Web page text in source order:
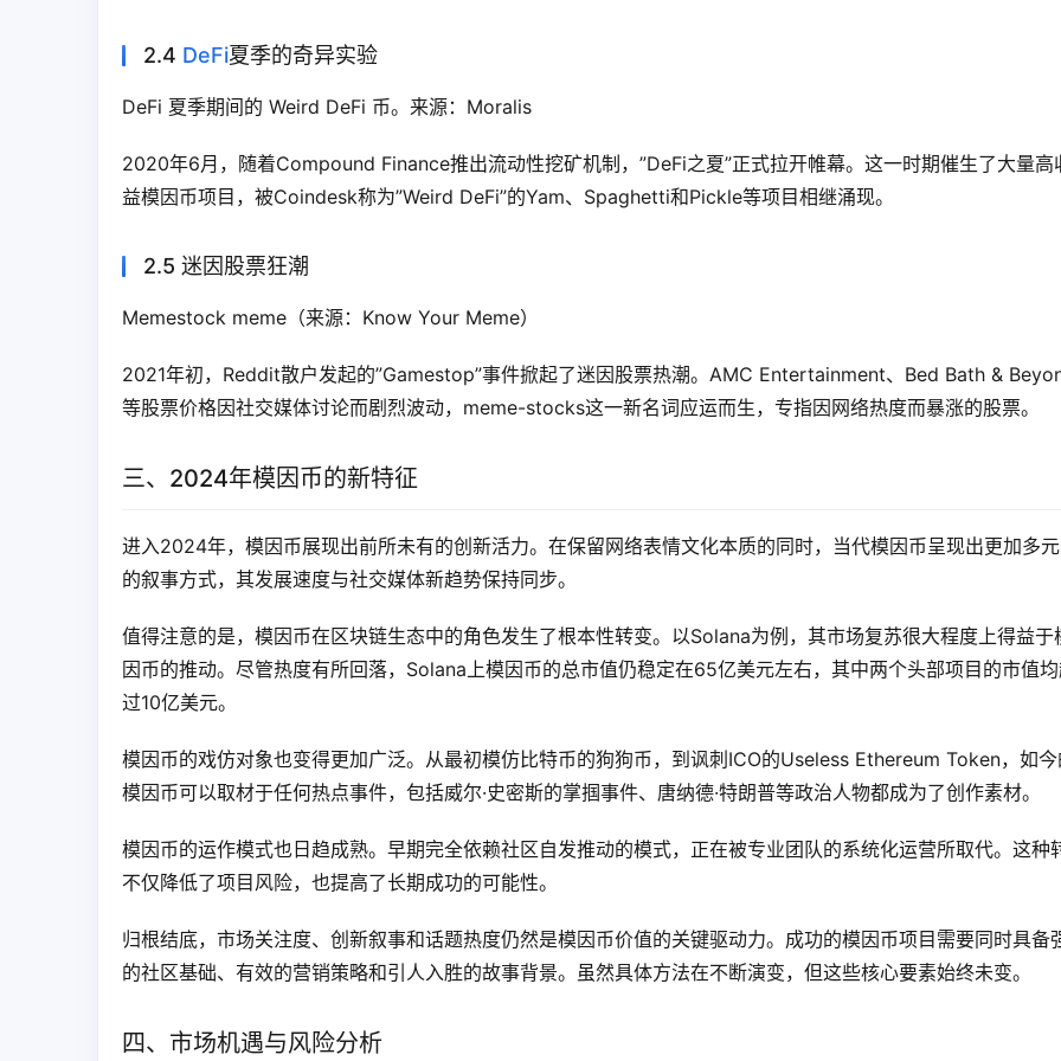
2.4 DeFi夏季的奇异实验
DeFi 夏季期间的 Weird DeFi 币。来源：Moralis
2020年6月，随着Compound Finance推出流动性挖矿机制，”DeFi之夏”正式拉开帷幕。这一时期催生了大量高
益模因币项目，被Coindesk称为”Weird DeFi”的Yam、Spaghetti和Pickle等项目相继涌现。
2.5 迷因股票狂潮
Memestock meme（来源：Know Your Meme）
2021年初，Reddit散户发起的”Gamestop”事件掀起了迷因股票热潮。AMC Entertainment、Bed Bath &
等股票价格因社交媒体讨论而剧烈波动，meme-stocks这一新名词应运而生，专指因网络热度而暴涨的股票。
三、2024年模因币的新特征
进入2024年，模因币展现出前所未有的创新活力。在保留网络表情文化本质的同时，当代模因币呈现出更加多
的叙事方式，其发展速度与社交媒体新趋势保持同步。
值得注意的是，模因币在区块链生态中的角色发生了根本性转变。以Solana为例，其市场复苏很大程度上得益于
因币的推动。尽管热度有所回落，Solana上模因币的总市值仍稳定在65亿美元左右，其中两个头部项目的市值
过10亿美元。
模因币的戏仿对象也变得更加广泛。从最初模仿比特币的狗狗币，到讽刺ICO的Useless Ethereum Token，如
模因币可以取材于任何热点事件，包括威尔·史密斯的掌掴事件、唐纳德·特朗普等政治人物都成为了创作素材。
模因币的运作模式也日趋成熟。早期完全依赖社区自发推动的模式，正在被专业团队的系统化运营所取代。这种
不仅降低了项目风险，也提高了长期成功的可能性。
归根结底，市场关注度、创新叙事和话题热度仍然是模因币价值的关键驱动力。成功的模因币项目需要同时具备
的社区基础、有效的营销策略和引人入胜的故事背景。虽然具体方法在不断演变，但这些核心要素始终未变。
四、市场机遇与风险分析